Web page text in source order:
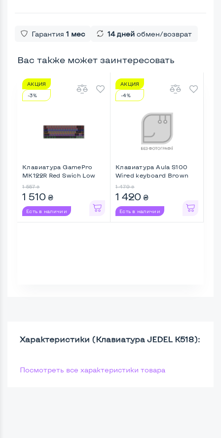
Гарантия 1 мес 14 дней обмен/возврат
Вас также может заинтересовать
АКЦИЯ
-3%
Клавиатура GamePro
MK122R Red Swich Low
1 557 ₴
1 510 ₴
Есть в наличии
АКЦИЯ
-4%
Клавиатура Aula S100
Wired keyboard Brown
1 479 ₴
1 420 ₴
Есть в наличии
Характеристики (Клавиатура JEDEL K518):
Посмотреть все характеристики товара